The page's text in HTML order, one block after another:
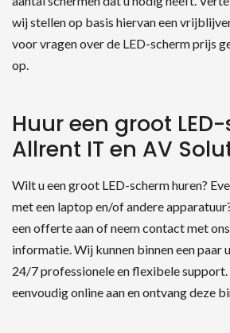
wij stellen op basis hiervan een
voor vragen over de LED-scherm prijs
op.
Huur een groot
Allrent IT en AV
Wilt u een groot LED-scherm huren?
met een laptop en/of andere
een offerte aan of neem contact met
informatie. Wij kunnen binnen een paar
24/7 professionele en flexibele
eenvoudig online aan en ontvang deze